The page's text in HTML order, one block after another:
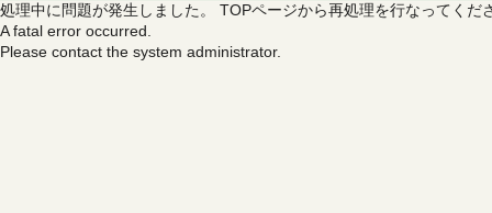
処理中に問題が発生しました。 TOPページから再処理を行なってくだ
A fatal error occurred.
Please contact the system administrator.